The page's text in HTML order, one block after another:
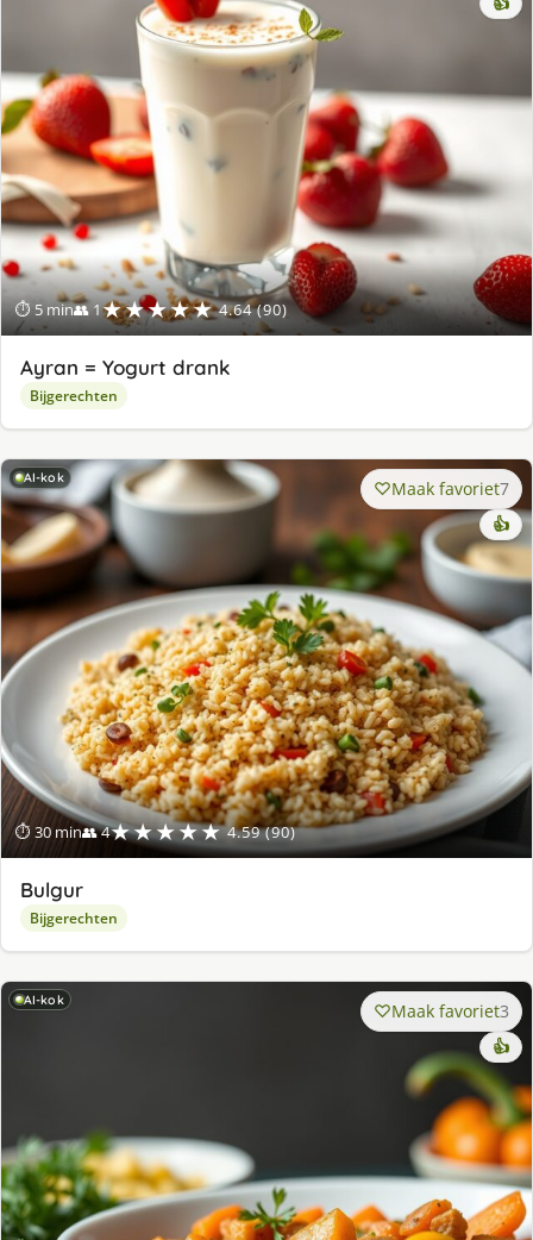
⏱ 5 min👥 1★★★★★ 4.64 (90)
Ayran = Yogurt drank
Bijgerechten
AI-kok
⏱ 30 min👥 4★★★★★ 4.59 (90)
Maak favoriet7
👍
Bulgur
Bijgerechten
AI-kok Maak favoriet3
👍